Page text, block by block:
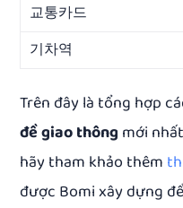
교통카드
기차역
Trên đây là tổng hợp
đề giao thông mới
hãy tham khảo thêm
được Bomi xây dựng